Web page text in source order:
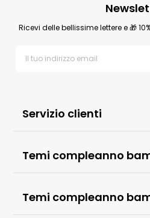
Servizio clienti
Temi compleanno
Temi compleanno
Ricevi delle bellissime lettere e 🎁